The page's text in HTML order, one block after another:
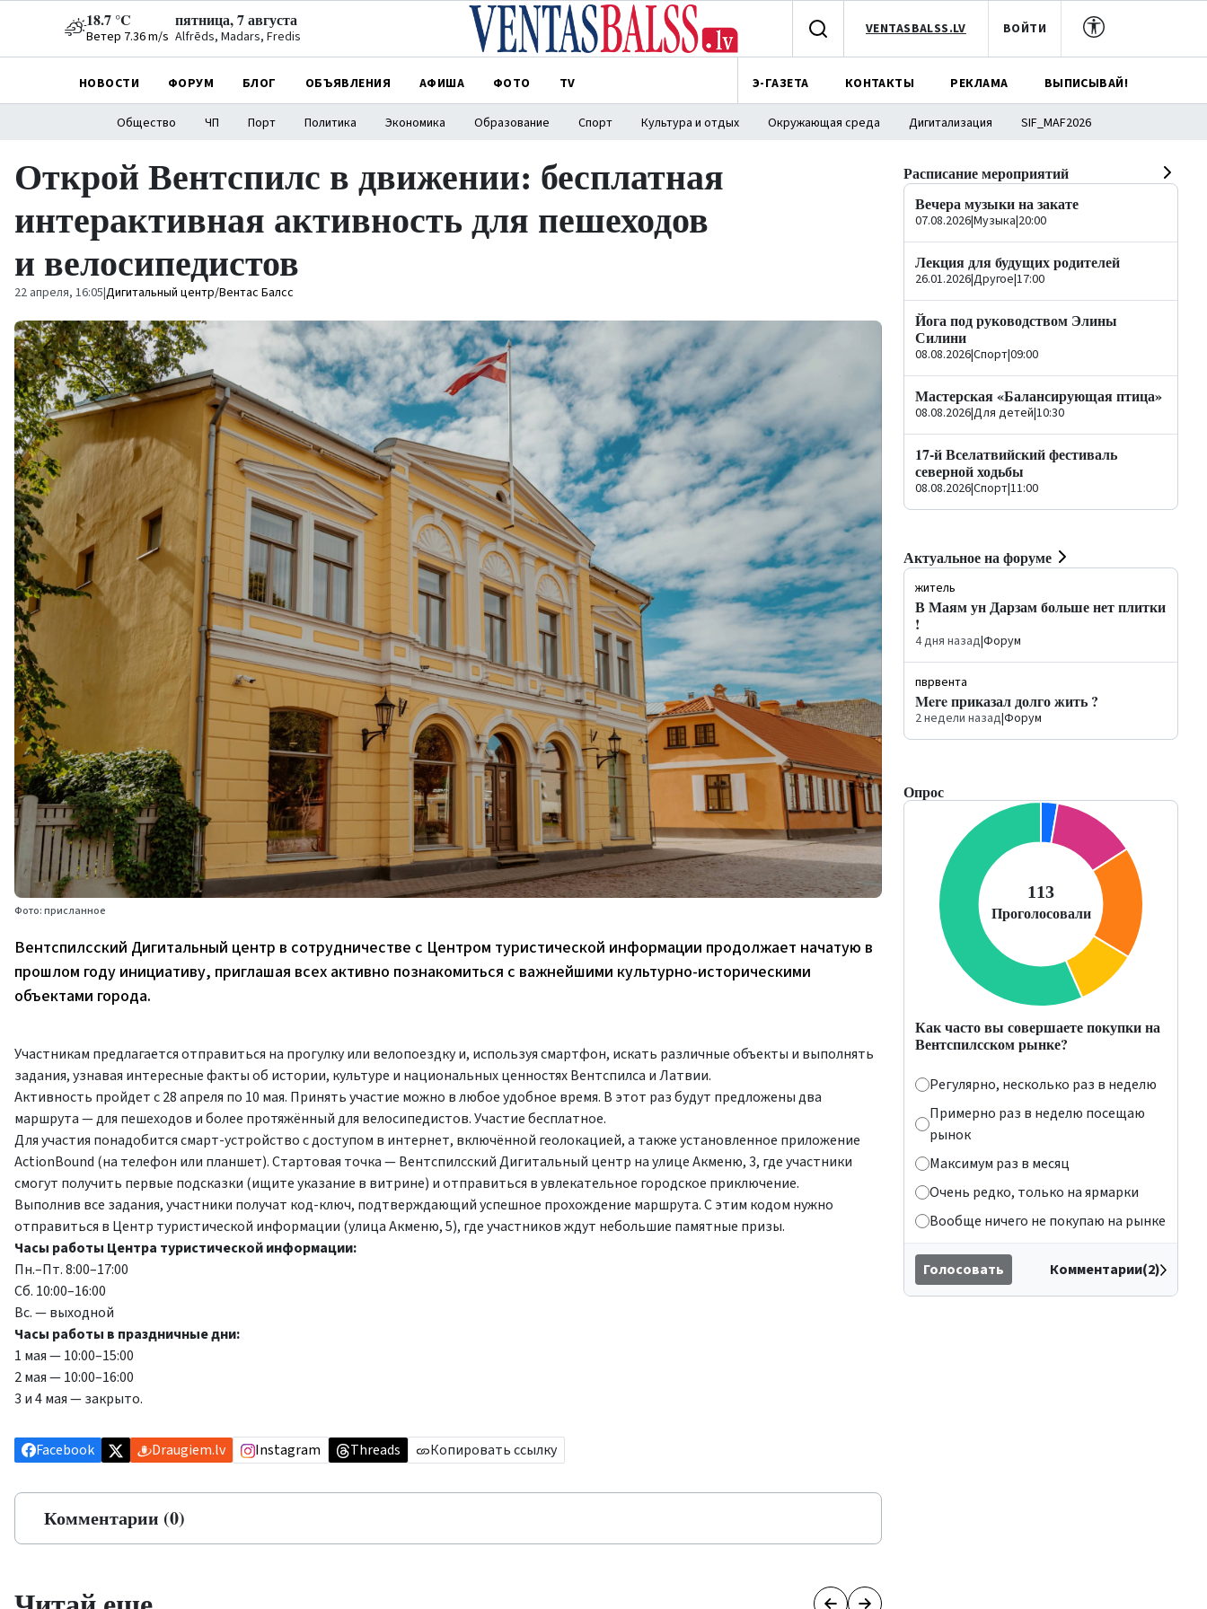
18.7 °C
Ветер 7.36 m/s
пятница, 7 августа
Alfrēds, Madars, Fredis VENTASBALSS.LV ВОЙТИ
НОВОСТИ ФОРУМ БЛОГ ОБЪЯВЛЕНИЯ АФИША ФОТО TV Э-ГАЗЕТА КОНТАКТЫ РЕКЛАМА ВЫПИСЫВАЙ!
Общество ЧП Порт Политика Экономика Образование Спорт Культура и отдых Окружающая среда Дигитализация SIF_MAF2026
Открой Вентспилс в движении: бесплатная
интерактивная активность для пешеходов
и велосипедистов
22 апреля, 16:05|Дигитальный центр/Вентас Балсс
Фото: присланное
Вентспилсский Дигитальный центр в сотрудничестве с Центром туристической информации продолжает начатую в
прошлом году инициативу, приглашая всех активно познакомиться с важнейшими культурно-историческими
объектами города.
Участникам предлагается отправиться на прогулку или велопоездку и, используя смартфон, искать различные объекты и выполнять
задания, узнавая интересные факты об истории, культуре и национальных ценностях Вентспилса и Латвии.
Активность пройдет с 28 апреля по 10 мая. Принять участие можно в любое удобное время. В этот раз будут предложены два
маршрута — для пешеходов и более протяжённый для велосипедистов. Участие бесплатное.
Для участия понадобится смарт-устройство с доступом в интернет, включённой геолокацией, а также установленное приложение
ActionBound (на телефон или планшет). Стартовая точка — Вентспилсский Дигитальный центр на улице Акменю, 3, где участники
смогут получить первые подсказки (ищите указание в витрине) и отправиться в увлекательное городское приключение.
Выполнив все задания, участники получат код-ключ, подтверждающий успешное прохождение маршрута. С этим кодом нужно
отправиться в Центр туристической информации (улица Акменю, 5), где участников ждут небольшие памятные призы.
Часы работы Центра туристической информации:
Пн.–Пт. 8:00–17:00
Сб. 10:00–16:00
Вс. — выходной
Часы работы в праздничные дни:
1 мая — 10:00–15:00
2 мая — 10:00–16:00
3 и 4 мая — закрыто.
Facebook Draugiem.lv Instagram Threads Копировать ссылку
Комментарии (0)
Расписание мероприятий
Вечера музыки на закате
07.08.2026|Музыка|20:00
Лекция для будущих родителей
26.01.2026|Другое|17:00
Йога под руководством Элины
Силини
08.08.2026|Спорт|09:00
Мастерская «Балансирующая птица»
08.08.2026|Для детей|10:30
17-й Вселатвийский фестиваль
северной ходьбы
08.08.2026|Спорт|11:00
Актуальное на форуме
житель
В Маям ун Дарзам больше нет плитки
!
4 дня назад|Форум
пврвента
Mere приказал долго жить ?
2 недели назад|Форум
Опрос
Как часто вы совершаете покупки на
Вентспилсском рынке?
Регулярно, несколько раз в неделю
Примерно раз в неделю посещаю
рынок
Максимум раз в месяц
Очень редко, только на ярмарки
Вообще ничего не покупаю на рынке
Голосовать Комментарии(2)